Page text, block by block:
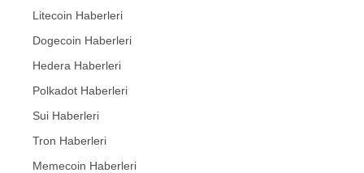
Litecoin Haberleri
Dogecoin Haberleri
Hedera Haberleri
Polkadot Haberleri
Sui Haberleri
Tron Haberleri
Memecoin Haberleri